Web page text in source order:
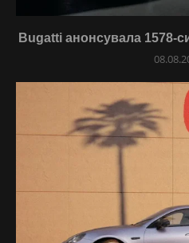
Bugatti анонсувала 1578-